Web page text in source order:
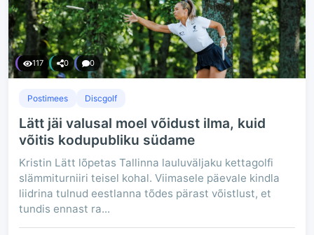
117 0 0
Postimees Discgolf
Lätt jäi valusal moel võidust ilma, kuid
võitis kodupubliku südame
Kristin Lätt lõpetas Tallinna lauluväljaku kettagolfi
slämmiturniiri teisel kohal. Viimasele päevale kindla
liidrina tulnud eestlanna tõdes pärast võistlust, et
tundis ennast ra...